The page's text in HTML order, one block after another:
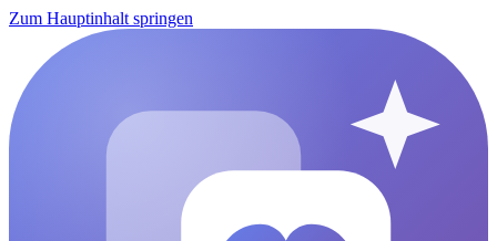
Zum Hauptinhalt springen